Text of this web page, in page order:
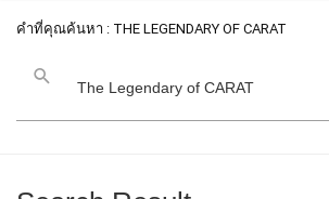
คำที่คุณค้นหา : THE LEGENDARY OF CARAT